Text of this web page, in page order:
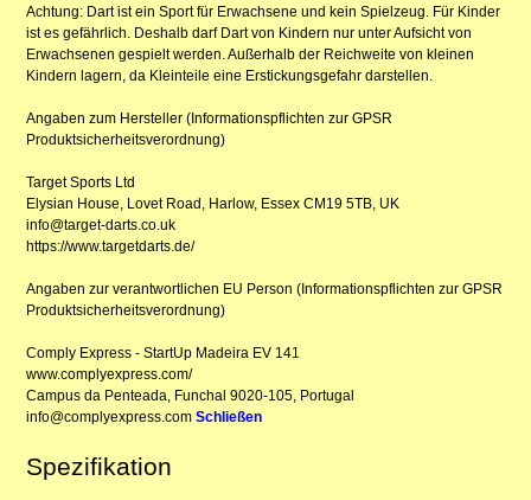
Achtung: Dart ist ein Sport für Erwachsene und kein Spielzeug. Für Kinder
ist es gefährlich. Deshalb darf Dart von Kindern nur unter Aufsicht von
Erwachsenen gespielt werden. Außerhalb der Reichweite von kleinen
Kindern lagern, da Kleinteile eine Erstickungsgefahr darstellen.
Angaben zum Hersteller (Informationspflichten zur GPSR
Produktsicherheitsverordnung)
Target Sports Ltd
Elysian House, Lovet Road, Harlow, Essex CM19 5TB, UK
info@target-darts.co.uk
https://www.targetdarts.de/
Angaben zur verantwortlichen EU Person (Informationspflichten zur GPSR
Produktsicherheitsverordnung)
Comply Express - StartUp Madeira EV 141
www.complyexpress.com/
Campus da Penteada, Funchal 9020-105, Portugal
info@complyexpress.comSchließen
Spezifikation